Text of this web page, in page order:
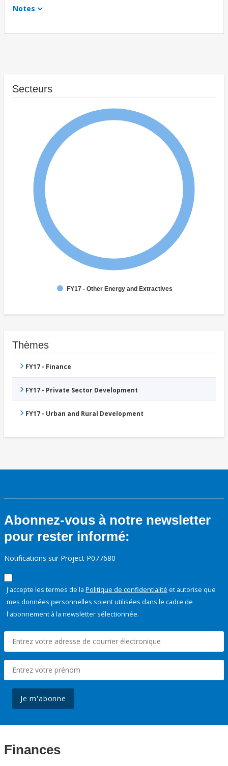
Notes
Secteurs
FY17 - Other Energy and Extractives
Thèmes
FY17 - Finance
FY17 - Private Sector Development
FY17 - Urban and Rural Development
Abonnez-vous à notre newsletter
pour rester informé:
Notifications sur Project P077680
J'accepte les termes de la Politique de confidentialité et autorise que
mes données personnelles soient utilisées dans le cadre de
l'abonnement à la newsletter sélectionnée.
Je m'abonne
Finances